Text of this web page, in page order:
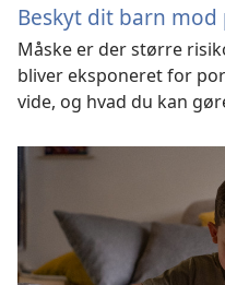
Beskyt dit barn
Måske er der større
bliver eksponeret for
vide, og hvad du kan